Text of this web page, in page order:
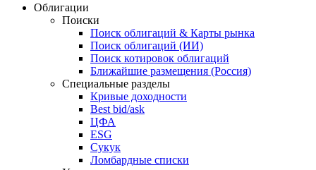
Облигации
Поиски
Поиск облигаций & Карты рынка
Поиск облигаций (ИИ)
Поиск котировок облигаций
Ближайшие размещения (Россия)
Специальные разделы
Кривые доходности
Best bid/ask
ЦФА
ESG
Сукук
Ломбардные списки